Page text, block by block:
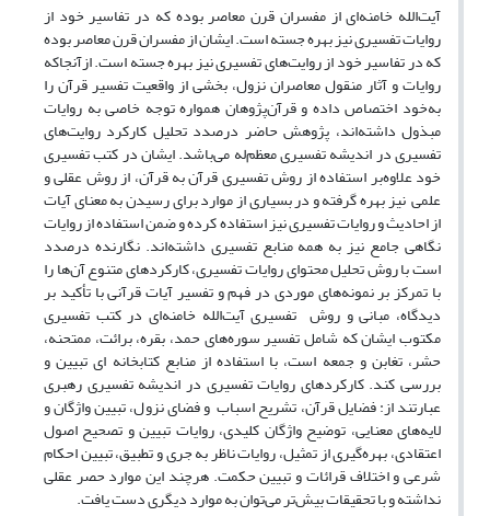
آیت‌الله خامنه‌ای از مفسران قرن معاصر بوده که در تفاسیر خود از
روایات تفسیری نیز بهره جسته است. ایشان از مفسران قرن معاصر بوده
که در تفاسیر خود از روایت‌های تفسیری نیز بهره جسته است. ازآنجاکه
روایات و آثار منقول معاصران نزول، بخشی از واقعیت تفسیر قرآن را
به‌خود اختصاص داده و قرآن‌پژوهان همواره توجه خاصی به روایات
مبذول داشته‌اند، پژوهش حاضر درصدد تحلیل کارکرد روایت‌های
تفسیری در اندیشه تفسیری معظم‌له می‌باشد. ایشان در کتب تفسیری
خود علاوه‌بر استفاده از روش تفسیری قرآن به قرآن، از روش عقلی و
علمی نیز بهره گرفته و در بسیاری از موارد برای رسیدن به ‌معنای آیات
از احادیث و روایات تفسیری نیز استفاده کرده و ضمن استفاده از روایات
نگاهی جامع نیز به همه منابع تفسیری داشته‌اند. نگارنده درصدد
است با روش تحلیل محتوای روایات تفسیری، کارکردهای متنوع آن‌ها را
با تمرکز بر نمونه‌های موردی در فهم و تفسیر آیات قرآنی با تأکید بر
دیدگاه‌، مبانی و روش تفسیری آیت‌الله خامنه‌ای در کتب تفسیری
مکتوب ایشان که شامل تفسیر سوره‌های حمد، بقره، برائت، ممتحنه،
حشر، تغابن و جمعه است، با استفاده از منابع کتابخانه ای تبیین و
بررسی کند. کارکردهای روایات تفسیری در اندیشه تفسیری رهبری
عبارتند از: فضایل‌ قرآن‌، تشریح اسباب و فضای نزول، تبیین واژگان و
لایه‌های معنایی، توضیح واژگان کلیدی، روایات تبیین و تصحیح اصول
اعتقادی‌، بهره‌گیری از تمثیل، روایات ناظر به جری و تطبیق، تبیین احکام
شرعی و اختلاف قرائات و تبیین حکمت. هرچند این موارد حصر عقلی
نداشته و با تحقیقات بیش‌تر می‌توان به موارد دیگری دست یافت.